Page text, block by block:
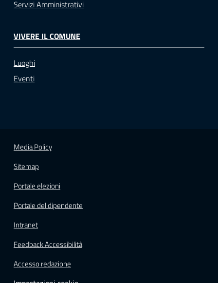
Servizi Amministrativi
VIVERE IL COMUNE
Luoghi
Eventi
Media Policy
Sitemap
Portale elezioni
Portale del dipendente
Intranet
Feedback Accessibilità
Accesso redazione